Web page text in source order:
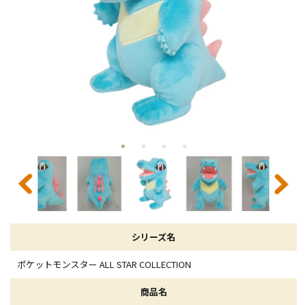
シリーズ名
ポケットモンスター ALL STAR COLLECTION
商品名